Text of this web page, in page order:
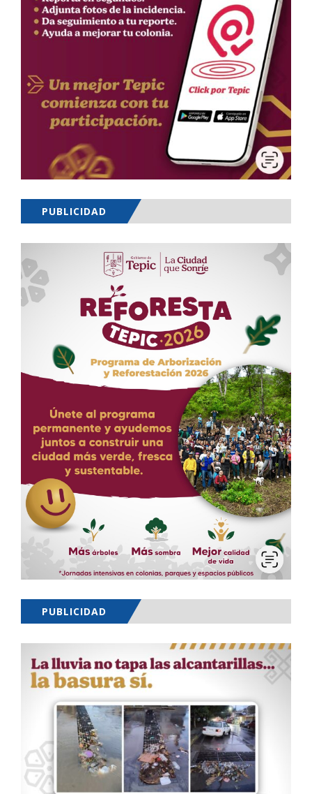
PUBLICIDAD
PUBLICIDAD